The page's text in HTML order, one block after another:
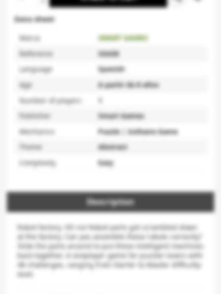
Data sheet
Marca
SMART GAMES
Reference
SG428
Language
Spanish
Age
A partir de 8 años
Number of players
Publisher
Smart Games
Mechanics
Puzzle | Solitaire Game
Theme
Abstract
Complexity
Easy
Description
Robot factory. Oh no! Robot parts got scrambled down
at the factory. Can you assemble these robots correctly?
Slide the parts around to put these intelligent machines
back together. A oneplayer game for puzzler-lovers with
48 challenges, ranging from Starter to Master difficulty-
level.